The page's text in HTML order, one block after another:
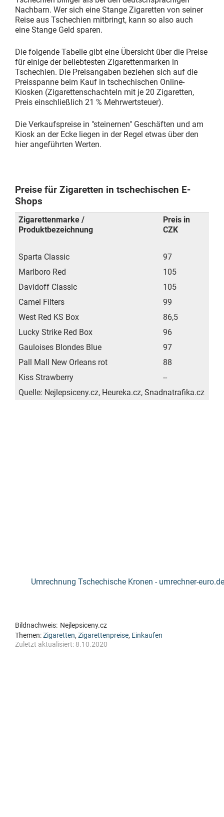
Nachbarn. Wer sich eine Stange Zigaretten von seiner
Reise aus Tschechien mitbringt, kann so also auch
eine Stange Geld sparen.
Die folgende Tabelle gibt eine Übersicht über die Preise
für einige der beliebtesten Zigarettenmarken in
Tschechien. Die Preisangaben beziehen sich auf die
Preisspanne beim Kauf in tschechischen Online-
Kiosken (Zigarettenschachteln mit je 20 Zigaretten,
Preis einschließlich 21 % Mehrwertsteuer).
Die Verkaufspreise in "steinernen" Geschäften und am
Kiosk an der Ecke liegen in der Regel etwas über den
hier angeführten Werten.
Preise für Zigaretten in tschechischen E-
Shops
Zigarettenmarke /
Produktbezeichnung
Preis in
CZK
Sparta Classic
97
Marlboro Red
105
Davidoff Classic
105
Camel Filters
99
West Red KS Box
86,5
Lucky Strike Red Box
96
Gauloises Blondes Blue
97
Pall Mall New Orleans rot
88
Kiss Strawberry
--
Quelle: Nejlepsiceny.cz, Heureka.cz, Snadnatrafika.cz
Umrechnung Tschechische Kronen - umrechner-euro.de
Bildnachweis: Nejlepsiceny.cz
Themen:Zigaretten, Zigarettenpreise, Einkaufen
Zuletzt aktualisiert: 8.10.2020